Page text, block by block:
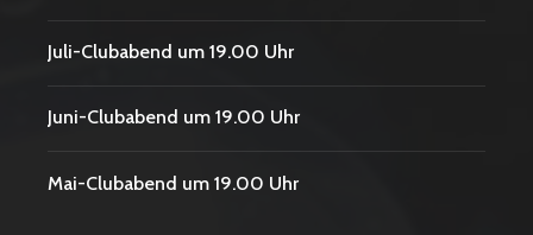
Juli-Clubabend um 19.00 Uhr
Juni-Clubabend um 19.00 Uhr
Mai-Clubabend um 19.00 Uhr